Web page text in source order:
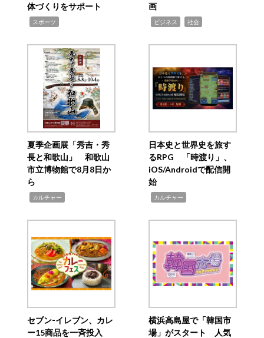
体づくりをサポート
スポーツ
画
ビジネス 社会
夏季企画展「秀吉・秀
長と和歌山」 和歌山
市立博物館で8月8日か
ら
カルチャー
日本史と世界史を旅す
るRPG 「時渡り」、
iOS/Androidで配信開
始
カルチャー
セブン‐イレブン、カレ
ー15商品を一斉投入
横浜高島屋で「韓国市
場」がスタート 人気